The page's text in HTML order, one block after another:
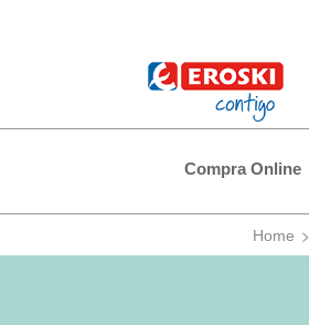
Compra Online
Home